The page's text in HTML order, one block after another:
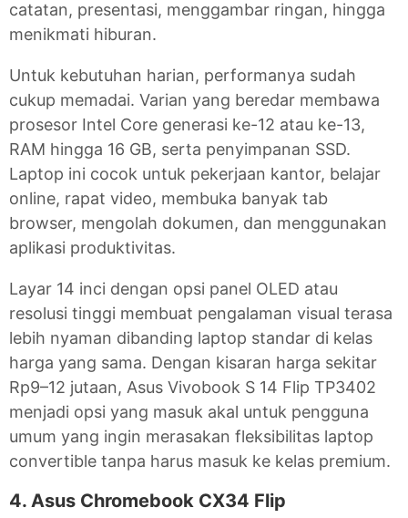
catatan, presentasi, menggambar ringan, hingga
menikmati hiburan.
Untuk kebutuhan harian, performanya sudah
cukup memadai. Varian yang beredar membawa
prosesor Intel Core generasi ke-12 atau ke-13,
RAM hingga 16 GB, serta penyimpanan SSD.
Laptop ini cocok untuk pekerjaan kantor, belajar
online, rapat video, membuka banyak tab
browser, mengolah dokumen, dan menggunakan
aplikasi produktivitas.
Layar 14 inci dengan opsi panel OLED atau
resolusi tinggi membuat pengalaman visual terasa
lebih nyaman dibanding laptop standar di kelas
harga yang sama. Dengan kisaran harga sekitar
Rp9–12 jutaan, Asus Vivobook S 14 Flip TP3402
menjadi opsi yang masuk akal untuk pengguna
umum yang ingin merasakan fleksibilitas laptop
convertible tanpa harus masuk ke kelas premium.
4. Asus Chromebook CX34 Flip